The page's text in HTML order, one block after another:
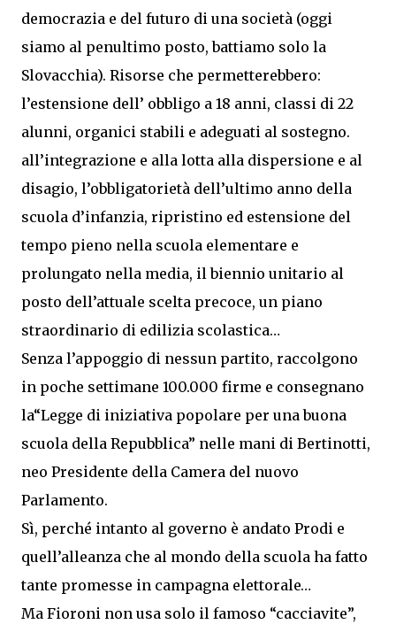
democrazia e del futuro di una società (oggi
siamo al penultimo posto, battiamo solo la
Slovacchia). Risorse che permetterebbero:
l’estensione dell’ obbligo a 18 anni, classi di 22
alunni, organici stabili e adeguati al sostegno.
all’integrazione e alla lotta alla dispersione e al
disagio, l’obbligatorietà dell’ultimo anno della
scuola d’infanzia, ripristino ed estensione del
tempo pieno nella scuola elementare e
prolungato nella media, il biennio unitario al
posto dell’attuale scelta precoce, un piano
straordinario di edilizia scolastica…
Senza l’appoggio di nessun partito, raccolgono
in poche settimane 100.000 firme e consegnano
la“Legge di iniziativa popolare per una buona
scuola della Repubblica” nelle mani di Bertinotti,
neo Presidente della Camera del nuovo
Parlamento.
Sì, perché intanto al governo è andato Prodi e
quell’alleanza che al mondo della scuola ha fatto
tante promesse in campagna elettorale…
Ma Fioroni non usa solo il famoso “cacciavite”,